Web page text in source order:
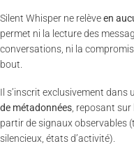
Silent Whisper ne relèveen
permet ni la lecture des
conversations, ni la
bout.
Il s’inscrit exclusivement dans
de métadonnées , reposant
partir de signaux observables
silencieux, états d’activité).